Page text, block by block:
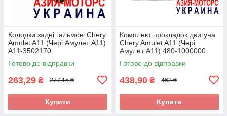
Колодки задні гальмові Chery
Amulet A11 (Чері Амулет А11)
A11-3502170
Готово до відправки
263,29 ₴ 277,15 ₴
Купити
Комплект прокладок двигуна
Chery Amulet A11 (Чері
Амулет А11) 480-1000000
Готово до відправки
438,90 ₴ 462 ₴
Купити